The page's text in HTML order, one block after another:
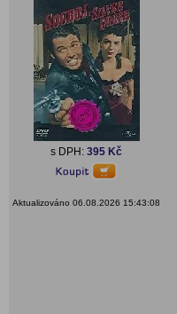
s DPH: 395 Kč
Aktualizováno 06.08.2026 15:43:08